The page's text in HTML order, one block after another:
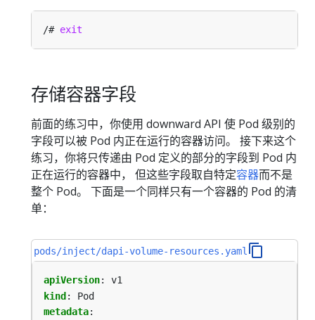
/# exit
存储容器字段
前面的练习中，你使用 downward API 使 Pod 级别的
字段可以被 Pod 内正在运行的容器访问。 接下来这个
练习，你将只传递由 Pod 定义的部分的字段到 Pod 内
正在运行的容器中， 但这些字段取自特定容器而不是
整个 Pod。 下面是一个同样只有一个容器的 Pod 的清
单：
pods/inject/dapi-volume-resources.yaml
apiVersion:
v1
kind :
Pod
metadata: